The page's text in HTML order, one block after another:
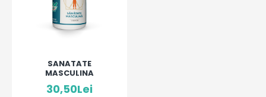
SANATATE
MASCULINA
30,50Lei